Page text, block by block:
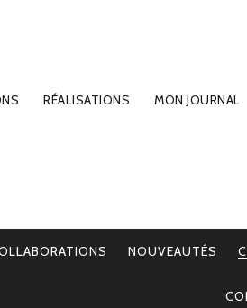
RÉALISATIONS MON JOURNAL
NOUVEAUTÉS